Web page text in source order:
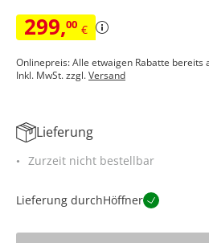
299,00 €
Onlinepreis: Alle etwaigen Rabatte bereits
Inkl. MwSt. zzgl.Versand
Lieferung
Zurzeit nicht bestellbar
Lieferung durchHöffner